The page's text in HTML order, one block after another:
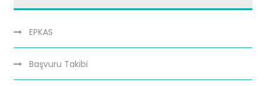
EPKAS
Başvuru Takibi